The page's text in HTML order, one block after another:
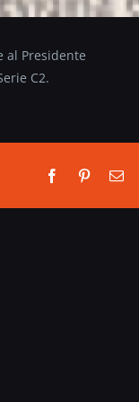
al Presidente
C2.
Facebook
Pinterest